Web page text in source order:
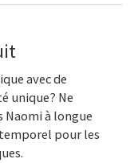
avec de
unique? Ne
Naomi à longue
pour les